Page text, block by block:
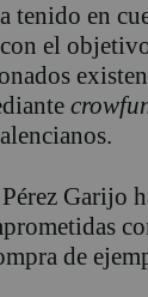
tenido en
el
Garijo
de